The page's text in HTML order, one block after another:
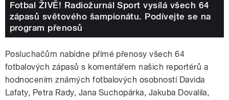
Fotbal ŽIVĚ! Radiožurnál Sport vysílá všech 64
zápasů světového šampionátu. Podívejte se na
program přenosů
Posluchačům nabídne přímé přenosy všech 64
fotbalových zápasů s komentářem našich reportérů a
hodnocením známých fotbalových osobností Davida
Lafaty, Petra Rady, Jana Suchopárka, Jakuba Dovalila,